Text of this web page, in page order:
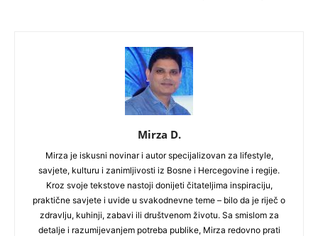
Mirza D.
Mirza je iskusni novinar i autor specijalizovan za lifestyle,
savjete, kulturu i zanimljivosti iz Bosne i Hercegovine i regije.
Kroz svoje tekstove nastoji donijeti čitateljima inspiraciju,
praktične savjete i uvide u svakodnevne teme – bilo da je riječ o
zdravlju, kuhinji, zabavi ili društvenom životu. Sa smislom za
detalje i razumijevanjem potreba publike, Mirza redovno prati